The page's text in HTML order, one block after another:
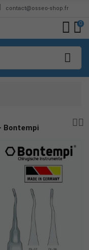
contact@osseo-shop.fr
0
Bontempi